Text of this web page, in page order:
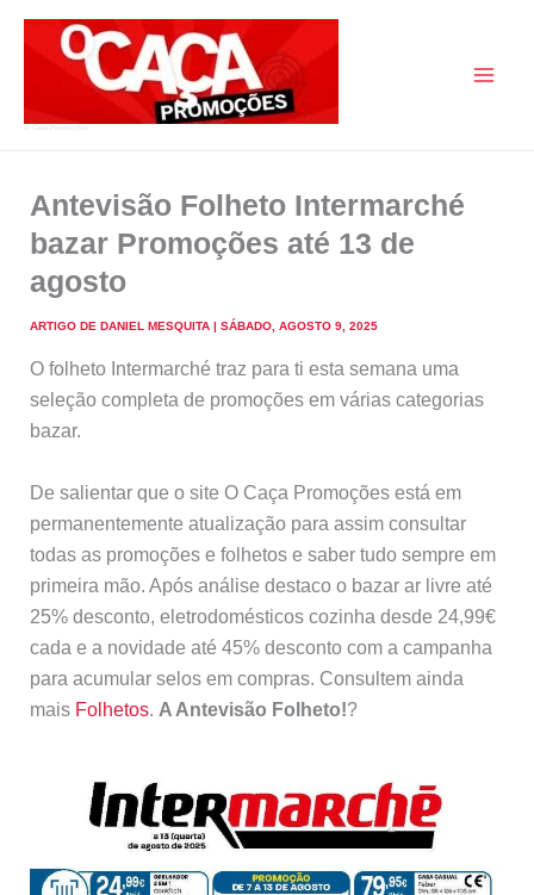
Antevisão Folheto Intermarché
bazar Promoções até 13 de
agosto
ARTIGO DE DANIEL MESQUITA | SÁBADO, AGOSTO 9, 2025
O folheto Intermarché traz para ti esta semana uma
seleção completa de promoções em várias categorias
bazar.
De salientar que o site O Caça Promoções está em
permanentemente atualização para assim consultar
todas as promoções e folhetos e saber tudo sempre em
primeira mão. Após análise destaco o bazar ar livre até
25% desconto, eletrodomésticos cozinha desde 24,99€
cada e a novidade até 45% desconto com a campanha
para acumular selos em compras. Consultem ainda
mais Folhetos. A Antevisão Folheto!?